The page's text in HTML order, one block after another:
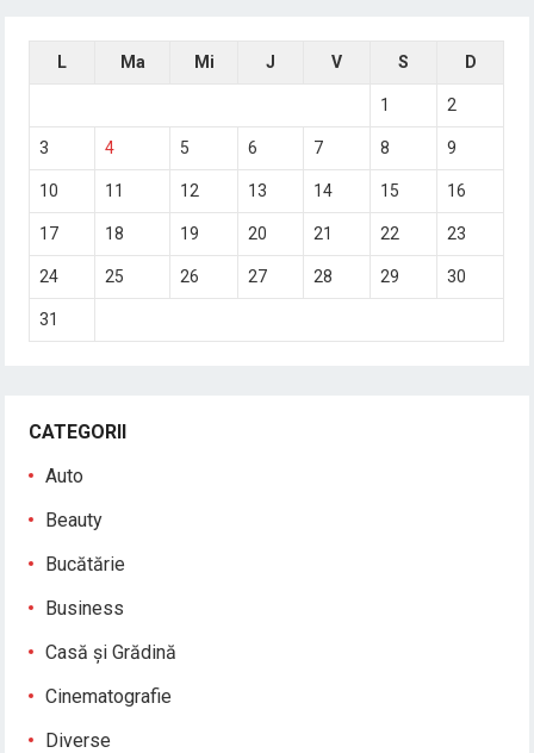
L Ma Mi J V S D
1 2
3 4 5 6 7 8 9
10 11 12 13 14 15 16
17 18 19 20 21 22 23
24 25 26 27 28 29 30
31
CATEGORII
Auto
Beauty
Bucătărie
Business
Casă și Grădină
Cinematografie
Diverse